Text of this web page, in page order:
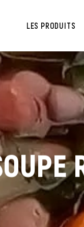
LES PRODUITS